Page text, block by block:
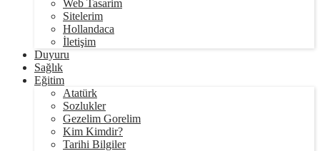
Web Tasarim
Sitelerim
Hollandaca
İletişim
Duyuru
Sağlık
Eğitim
Atatürk
Sozlukler
Gezelim Gorelim
Kim Kimdir?
Tarihi Bilgiler